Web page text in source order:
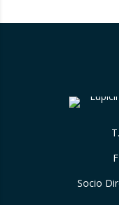
T.
Socio